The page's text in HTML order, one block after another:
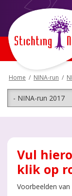
Home / NINA-run /
Vul
klik op
Voorbeelden van